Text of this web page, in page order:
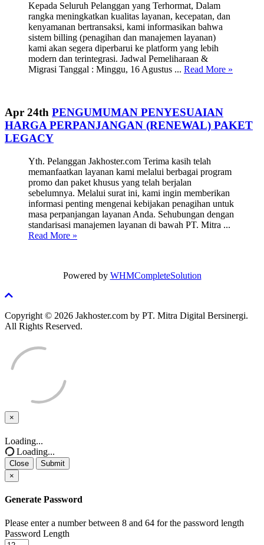
Kepada Seluruh Pelanggan yang Terhormat, Dalam
rangka meningkatkan kualitas layanan, kecepatan, dan
kenyamanan bertransaksi, kami informasikan bahwa
sistem billing (penagihan dan manajemen layanan)
kami akan segera diperbarui ke platform yang lebih
modern dan terintegrasi. Jadwal Pemeliharaan &
Migrasi Tanggal : Minggu, 16 Agustus ... Read More »
Apr 24th PENGUMUMAN PENYESUAIAN
HARGA PERPANJANGAN (RENEWAL) PAKET
LEGACY
Yth. Pelanggan Jakhoster.com Terima kasih telah
memanfaatkan layanan kami melalui berbagai program
promo dan paket khusus yang telah berjalan
sebelumnya. Melalui surat ini, kami ingin memberikan
informasi penting mengenai kebijakan penagihan untuk
masa perpanjangan layanan Anda. Sehubungan dengan
standarisasi manajemen layanan di bawah PT. Mitra ...
Read More »
Powered by WHMCompleteSolution
Copyright © 2026 Jakhoster.com by PT. Mitra Digital Bersinergi.
All Rights Reserved.
×
Close
Loading...
Loading...
Close
Submit
×
Generate Password
Please enter a number between 8 and 64 for the password length
Password Length